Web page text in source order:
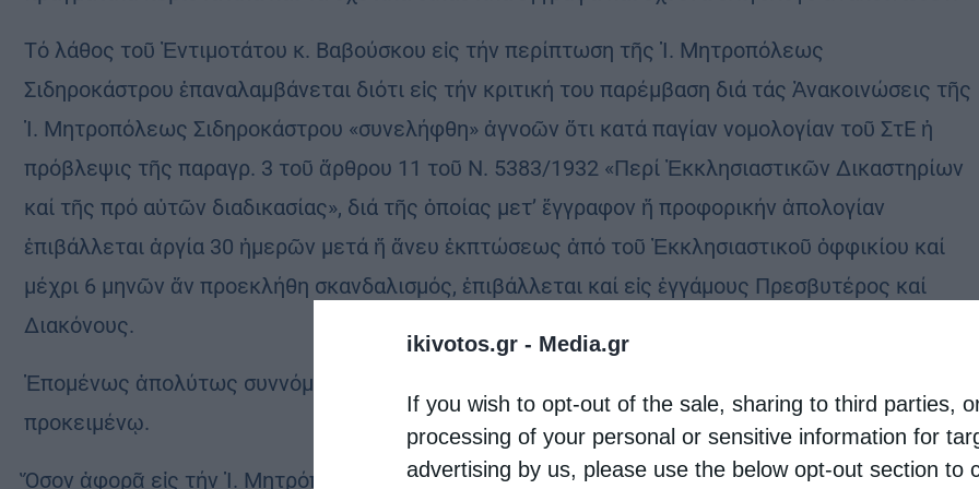
ikivotos.gr - Media.gr
If you wish to opt-out of the sale, sharing to third parties,
processing of your personal or sensitive information for
advertising by us, please use the below opt-out section to
Τό λάθος τοῦ Ἐντιμοτάτου κ. Βαβούσκου εἰς τήν περίπτωση τῆς Ἱ. Μητροπόλεως
Σιδηροκάστρου ἐπαναλαμβάνεται διότι εἰς τήν κριτική του παρέμβαση διά τάς Ἀνακοινώσεις τῆς
Ἱ. Μητροπόλεως Σιδηροκάστρου «συνελήφθη» ἀγνοῶν ὅτι κατά παγίαν νομολογίαν τοῦ ΣτΕ ἡ
πρόβλεψις τῆς παραγρ. 3 τοῦ ἄρθρου 11 τοῦ Ν. 5383/1932 «Περί Ἐκκλησιαστικῶν Δικαστηρίων
καί τῆς πρό αὐτῶν διαδικασίας», διά τῆς ὁποίας μετ’ ἔγγραφον ἤ προφορικήν ἀπολογίαν
ἐπιβάλλεται ἀργία 30 ἡμερῶν μετά ἤ ἄνευ ἐκπτώσεως ἀπό τοῦ Ἐκκλησιαστικοῦ ὀφφικίου καί
μέχρι 6 μηνῶν ἄν προεκλήθη σκανδαλισμός, ἐπιβάλλεται καί εἰς ἐγγάμους Πρεσβυτέρος καί
Διακόνους.
Ἑπομένως ἀπολύτως συννόμως ἐνήργησε ὁ Σεβ. Μητροπολίτης Σιδηροκάστρου κ. Μακάριος ἐν
προκειμένῳ.
Ὅσον ἀφορᾶ εἰς τήν Ἱ. Μητρόπολιν Πειραιῶς ὁ Ἐντιμότατος κ. Βαβοῦσκος ἀγνοῶν τά κείμενα